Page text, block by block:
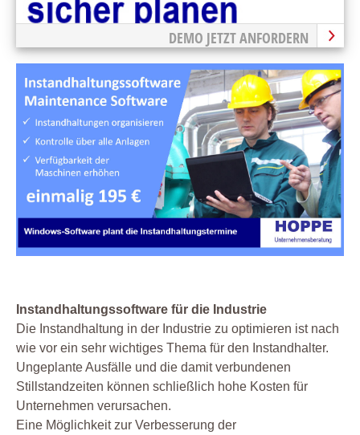
DEMO JETZT ANFORDERN
Instandhaltungssoftware für die Industrie
Die Instandhaltung in der Industrie zu optimieren ist nach
wie vor ein sehr wichtiges Thema für den Instandhalter.
Ungeplante Ausfälle und die damit verbundenen
Stillstandzeiten können schließlich hohe Kosten für
Unternehmen verursachen.
Eine Möglichkeit zur Verbesserung der